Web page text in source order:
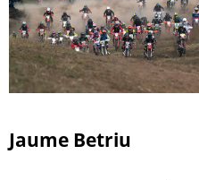
Jaume Betriu